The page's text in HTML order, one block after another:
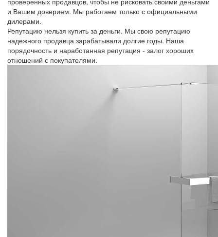
и Вашим доверием. Мы работаем только с официальными
дилерами.
Репутацию нельзя купить за деньги. Мы свою репутацию
надежного продавца зарабатывали долгие годы. Наша
порядочность и наработанная репутация - залог хороших
отношений с покупателями.